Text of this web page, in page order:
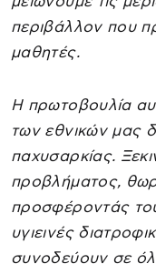
περιβάλλον που
μαθητές.
Η πρωτοβουλία
των εθνικών μας
παχυσαρκίας.
προβλήματος,
προσφέροντάς
υγιεινές
συνοδεύουν σε